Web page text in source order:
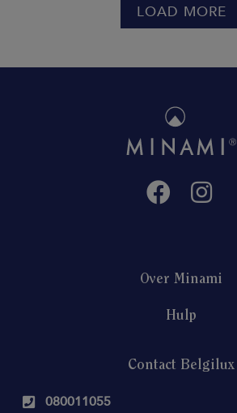
LOAD MORE
Over Minami
Hulp
Contact Belgilux
080011055